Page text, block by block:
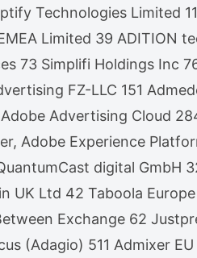
Technologies Limited
Limited 39 ADITION
73 Simplifi Holdings Inc
FZ-LLC 151
Advertising Cloud
Adobe Experience
digital GmbH
UK Ltd 42 Taboola
Exchange 62
(Adagio) 511 Admixer